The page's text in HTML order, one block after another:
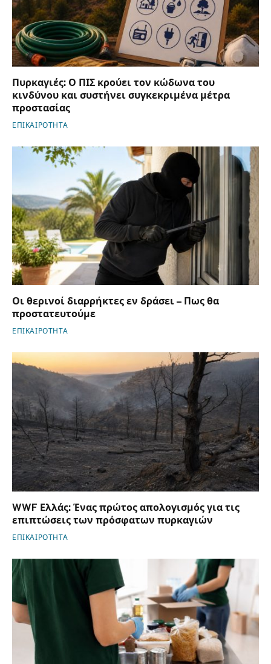
Πυρκαγιές: Ο ΠΙΣ κρούει τον κώδωνα του
κινδύνου και συστήνει συγκεκριμένα μέτρα
προστασίας
ΕΠΙΚΑΙΡΟΤΗΤΑ
Οι θερινοί διαρρήκτες εν δράσει – Πως θα
προστατευτούμε
ΕΠΙΚΑΙΡΟΤΗΤΑ
WWF Ελλάς: Ένας πρώτος απολογισμός για τις
επιπτώσεις των πρόσφατων πυρκαγιών
ΕΠΙΚΑΙΡΟΤΗΤΑ